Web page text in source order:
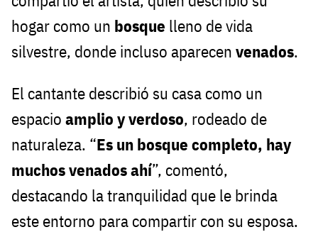
hogar como un bosque lleno de vida
silvestre, donde incluso aparecen venados.
El cantante describió su casa como un
espacio amplio y verdoso, rodeado de
naturaleza. “Es un bosque completo, hay
muchos venados ahí”, comentó,
destacando la tranquilidad que le brinda
este entorno para compartir con su esposa.